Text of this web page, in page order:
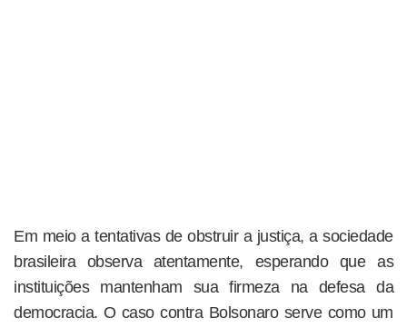
Em meio a tentativas de obstruir a justiça, a sociedade
brasileira observa atentamente, esperando que as
instituições mantenham sua firmeza na defesa da
democracia. O caso contra Bolsonaro serve como um